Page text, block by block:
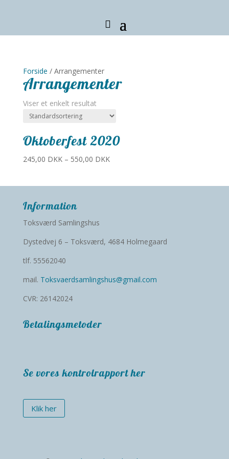
Forside / Arrangementer
Arrangementer
Viser et enkelt resultat
Oktoberfest 2020
245,00 DKK– 550,00 DKK
Information
Toksværd Samlingshus
Dystedvej 6 – Toksværd, 4684 Holmegaard
tlf. 55562040
mail. Toksvaerdsamlingshus@gmail.com
CVR: 26142024
Betalingsmetoder
Se vores kontrolrapport her
Klik her